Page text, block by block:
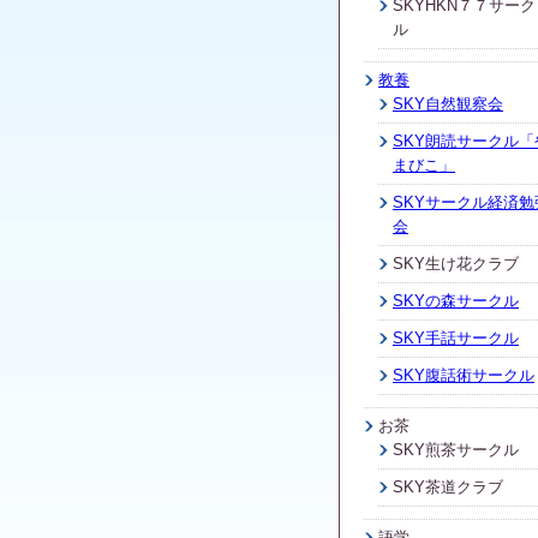
SKYHKN７７サーク
ル
教養
SKY自然観察会
SKY朗読サークル「
まびこ」
SKYサークル経済勉
会
SKY生け花クラブ
SKYの森サークル
SKY手話サークル
SKY腹話術サークル
お茶
SKY煎茶サークル
SKY茶道クラブ